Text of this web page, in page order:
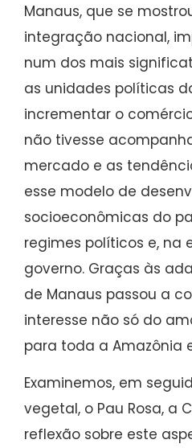
Manaus, que se
integração nacional,
num dos mais
as unidades políticas
incrementar o
não tivesse
mercado e as
esse modelo de
socioeconômicas do
regimes políticos e, na
governo. Graças às
de Manaus passou a
interesse não só do
para toda a Amazônia
Examinemos, em
vegetal, o Pau Rosa, a
reflexão sobre este